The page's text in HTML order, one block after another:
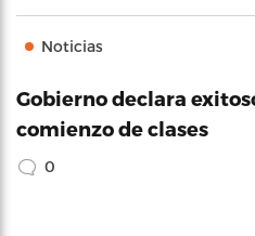
Noticias
Gobierno declara
comienzo de clases
0